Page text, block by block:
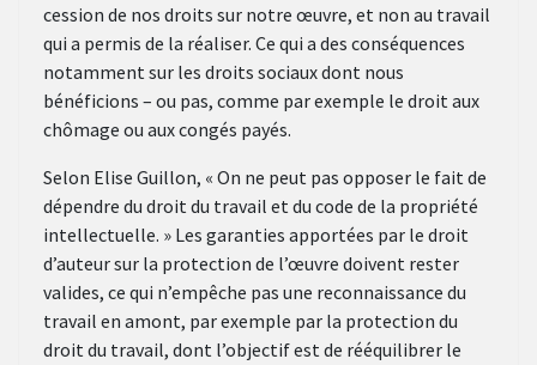
cession de nos droits sur notre œuvre, et non au travail
qui a permis de la réaliser. Ce qui a des conséquences
notamment sur les droits sociaux dont nous
bénéficions – ou pas, comme par exemple le droit aux
chômage ou aux congés payés.
Selon Elise Guillon, « On ne peut pas opposer le fait de
dépendre du droit du travail et du code de la propriété
intellectuelle. » Les garanties apportées par le droit
d’auteur sur la protection de l’œuvre doivent rester
valides, ce qui n’empêche pas une reconnaissance du
travail en amont, par exemple par la protection du
droit du travail, dont l’objectif est de rééquilibrer le